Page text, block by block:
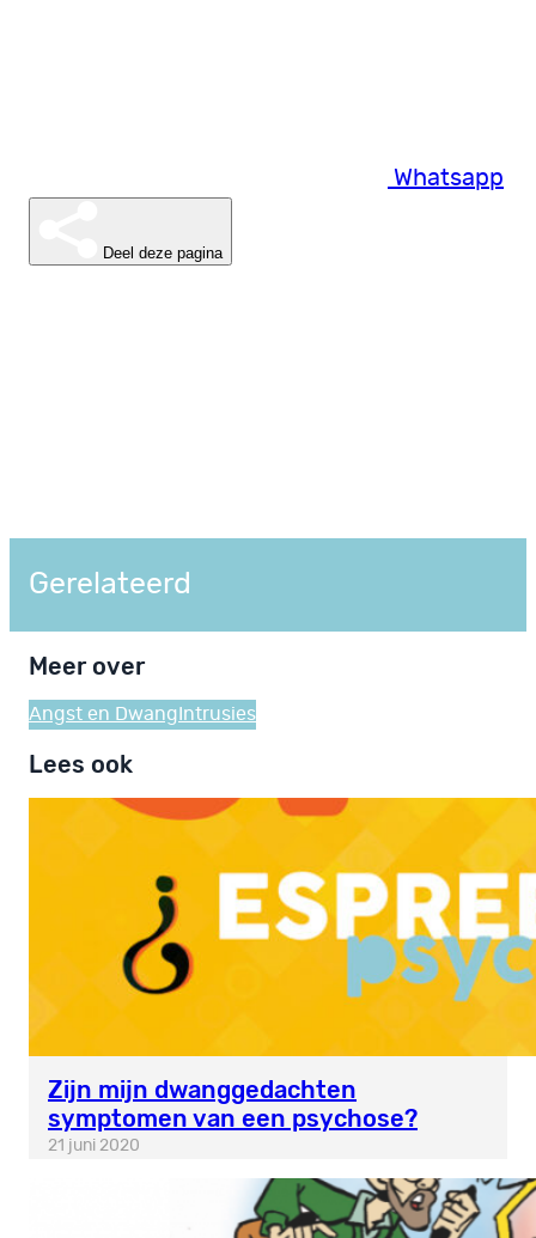
Whatsapp
Deel deze pagina
Gerelateerd
Meer over
Angst en Dwang Intrusies
Lees ook
Zijn mijn dwanggedachten
symptomen van een psychose?
21 juni 2020